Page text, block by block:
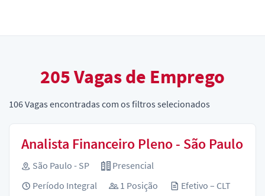
205Vagas de Emprego
106Vagas encontradas com os filtros selecionados
Analista Financeiro Pleno - São Paulo
São Paulo - SP
Presencial
Período Integral
1 Posição Efetivo – CLT